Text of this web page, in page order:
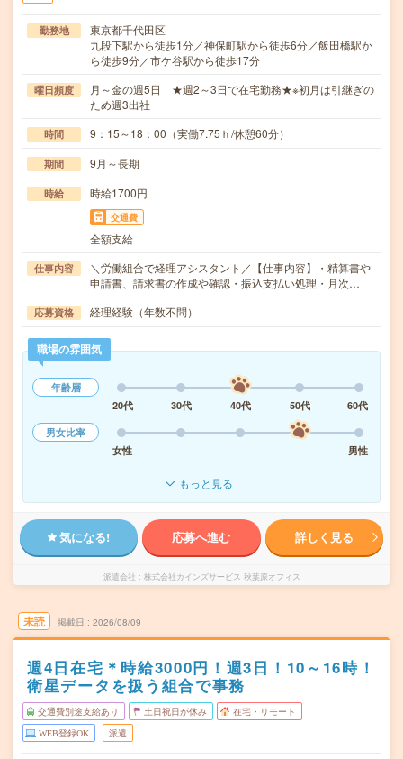
勤務地
東京都千代田区
九段下駅から徒歩1分／神保町駅から徒歩6分／飯田橋駅か
ら徒歩9分／市ケ谷駅から徒歩17分
曜日頻度
月～金の週5日 ★週2～3日で在宅勤務★※初月は引継ぎの
ため週3出社
時間 9：15～18：00（実働7.75ｈ/休憩60分）
期間 9月～長期
時給 時給1700円
交通費
全額支給
仕事内容
＼労働組合で経理アシスタント／【仕事内容】・精算書や
申請書、請求書の作成や確認・振込支払い処理・月次…
応募資格 経理経験（年数不問）
職場の雰囲気
年齢層
20代
30代 40代 50代
60代
男女比率
女性
男性
もっと見る
気になる! 応募へ進む 詳しく見る
派遣会社 株式会社カインズサービス 秋葉原オフィス
未読 掲載日 2026/08/09
週4日在宅＊時給3000円！週3日！10～16時！
衛星データを扱う組合で事務
交通費別途支給あり 土日祝日が休み 在宅・リモート
WEB登録OK 派遣